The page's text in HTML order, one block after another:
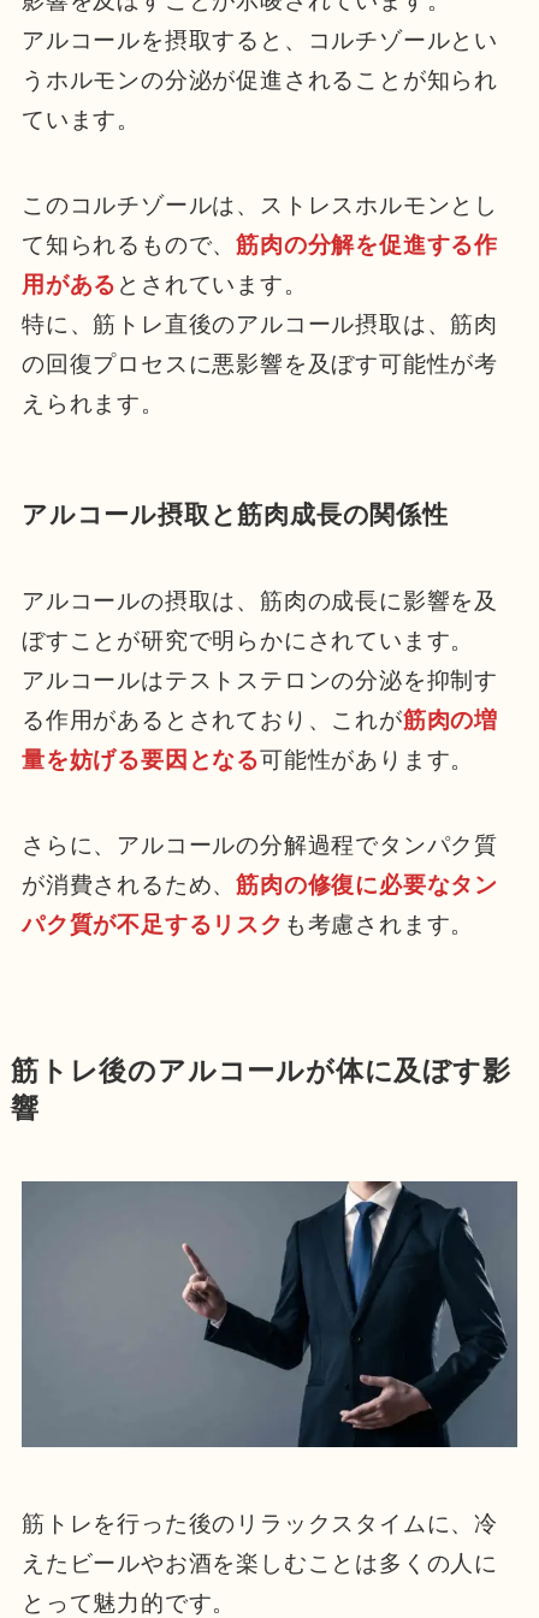
アルコールを摂取すると、コルチゾールとい
うホルモンの分泌が促進されることが知られ
ています。
このコルチゾールは、ストレスホルモンとし
て知られるもので、筋肉の分解を促進する作
用がある とされています。
特に、筋トレ直後のアルコール摂取は、筋肉
の回復プロセスに悪影響を及ぼす可能性が考
えられます。
アルコール摂取と筋肉成長の関係性
アルコールの摂取は、筋肉の成長に影響を及
ぼすことが研究で明らかにされています。
アルコールはテストステロンの分泌を抑制す
る作用があるとされており、これが筋肉の増
量を妨げる要因となる可能性があります。
さらに、アルコールの分解過程でタンパク質
が消費されるため、筋肉の修復に必要なタン
パク質が不足するリスク も考慮されます。
筋トレ後のアルコールが体に及ぼす影
響
筋トレを行った後のリラックスタイムに、冷
えたビールやお酒を楽しむことは多くの人に
とって魅力的です。